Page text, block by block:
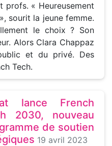
profs. « Heureusement
sourit la jeune femme.
le choix ? Son
Alors Clara Chappaz
et du privé. Des
Tech.
lance French
2030, nouveau
de soutien
19 avril 2023